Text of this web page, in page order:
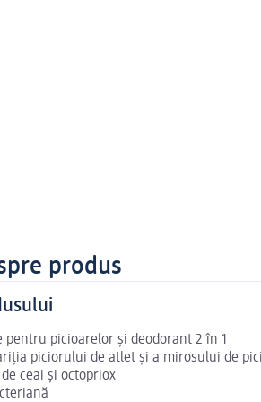
produs
pentru picioarelor și deodorant 2 în 1
piciorului de atlet și a mirosului de
ceai și octopriox